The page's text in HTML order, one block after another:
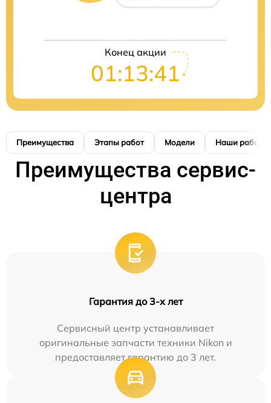
Конец акции
01:13:41
Преимущества Этапы работ Модели Наши работы
Преимущества сервис-
центра
Гарантия до 3-х лет
Сервисный центр устанавливает
оригинальные запчасти техники Nikon и
предоставляет гарантию до 3 лет.